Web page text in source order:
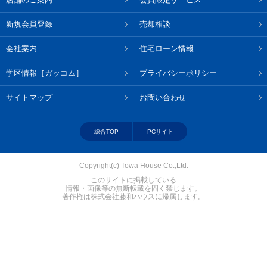
新規会員登録 売却相談
会社案内 住宅ローン情報
学区情報［ガッコム］ プライバシーポリシー
サイトマップ お問い合わせ
総合TOP PCサイト
Copyright(c) Towa House Co.,Ltd.
このサイトに掲載している
情報・画像等の無断転載を固く禁じます。
著作権は株式会社藤和ハウスに帰属します。